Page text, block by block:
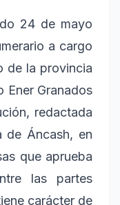
24 de mayo
a cargo
de la provincia
Ener Granados
redactada
de Áncash, en
que aprueba
las partes
carácter de